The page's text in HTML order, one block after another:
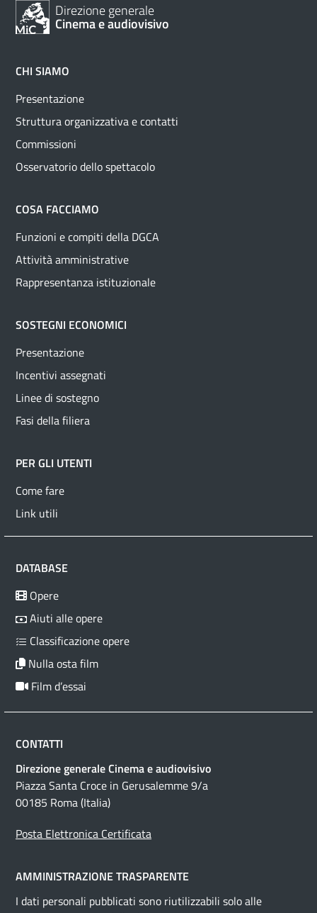
Direzione generale
Cinema e audiovisivo
CHI SIAMO
Presentazione
Struttura organizzativa e contatti
Commissioni
Osservatorio dello spettacolo
COSA FACCIAMO
Funzioni e compiti della DGCA
Attività amministrative
Rappresentanza istituzionale
SOSTEGNI ECONOMICI
Presentazione
Incentivi assegnati
Linee di sostegno
Fasi della filiera
PER GLI UTENTI
Come fare
Link utili
DATABASE
Opere
Aiuti alle opere
Classificazione opere
Nulla osta film
Film d’essai
CONTATTI
Direzione generale Cinema e audiovisivo
Piazza Santa Croce in Gerusalemme 9/a
00185 Roma (Italia)
Posta Elettronica Certificata
AMMINISTRAZIONE TRASPARENTE
I dati personali pubblicati sono riutilizzabili solo alle